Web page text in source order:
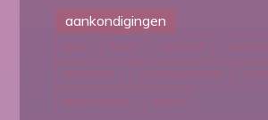
aankondigingen